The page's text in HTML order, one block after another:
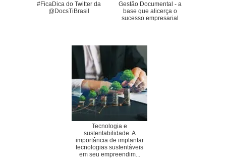
#FicaDica do Twitter da
@DocsTiBrasil
Gestão Documental - a
base que alicerça o
sucesso empresarial
Tecnologia e
sustentabilidade: A
importância de implantar
tecnologias sustentáveis
em seu empreendim...